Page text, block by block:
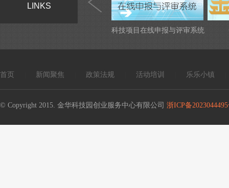
LINKS
科技项目在线申报与评审系统
首页 新闻聚焦 政策法规 活动培训 乐乐小镇
© Copyright 2015. 金华科技园创业服务中心有限公司 浙ICP备